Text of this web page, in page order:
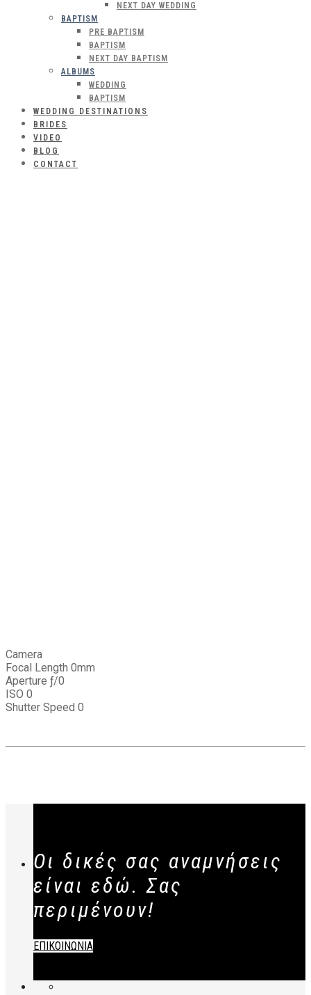
NEXT DAY WEDDING
BAPTISM
PRE BAPTISM
BAPTISM
NEXT DAY BAPTISM
ALBUMS
WEDDING
BAPTISM
WEDDING DESTINATIONS
BRIDES
VIDEO
BLOG
CONTACT
Camera
Focal Length 0mm
Aperture ƒ/0
ISO 0
Shutter Speed 0
Οι δικές σας αναμνήσεις
είναι εδώ. Σας
περιμένουν!
ΕΠΙΚΟΙΝΩΝΙΑ